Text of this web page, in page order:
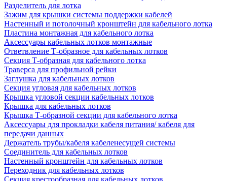
Разделитель для лотка
Зажим для крышки системы поддержки кабелей
Настенный и потолочный кронштейн для кабельного лотка
Пластина монтажная для кабельного лотка
Аксессуары кабельных лотков монтажные
Ответвление Т-образное для кабельных лотков
Секция Т-образная для кабельного лотка
Траверса для профильной рейки
Заглушка для кабельных лотков
Секция угловая для кабельных лотков
Крышка угловой секции кабельных лотков
Крышка для кабельных лотков
Крышка Т-образной секции для кабельного лотка
Аксессуары для прокладки кабеля питания/ кабеля для
передачи данных
Держатель трубы/кабеля кабеленесущей системы
Соединитель для кабельных лотков
Настенный кронштейн для кабельных лотков
Переходник для кабельных лотков
Секция крестообразная для кабельных лотков